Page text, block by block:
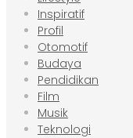
Inspiratif
Profil
Otomotif
Budaya
Pendidikan
Film
Musik
Teknologi